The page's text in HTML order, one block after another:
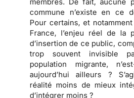
commune n’existe en ce
Pour certains, et
France, l’enjeu réel de la
d’insertion de ce public,
trop souvent invisible
population migrante,
aujourd’hui ailleurs ?
réalité moins de mieux
d’intégrer moins ?